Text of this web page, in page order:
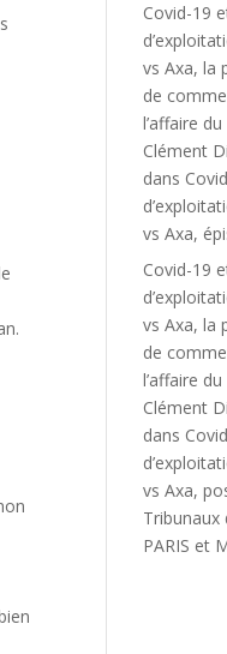
Covid-19
vs Axa, la
de
l’affaire
Clément
dans
vs Axa,
Covid-19
vs Axa, la
de
l’affaire
Clément
dans
vs Axa,
Tribunaux
PARIS et